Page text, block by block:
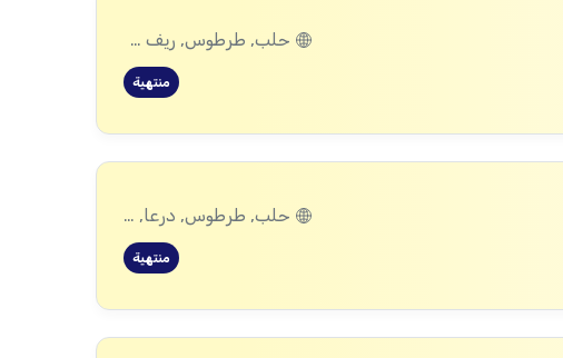
حلب, طرطوس, ريف دمشق, ديرالزور, درعا, إدلب, اللاذقية, الرقة, حماة
منتهية
حلب, طرطوس, درعا, اللاذقية, الرقة, حماة
منتهية